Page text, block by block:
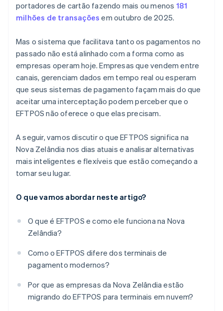
portadores de cartão fazendo mais ou menos 181
milhões de transações em outubro de 2025.
Mas o sistema que facilitava tanto os pagamentos no
passado não está alinhado com a forma como as
empresas operam hoje. Empresas que vendem entre
canais, gerenciam dados em tempo real ou esperam
que seus sistemas de pagamento façam mais do que
aceitar uma interceptação podem perceber que o
EFTPOS não oferece o que elas precisam.
A seguir, vamos discutir o que EFTPOS significa na
Nova Zelândia nos dias atuais e analisar alternativas
mais inteligentes e flexíveis que estão começando a
tomar seu lugar.
O que vamos abordar neste artigo?
O que é EFTPOS e como ele funciona na Nova
Zelândia?
Como o EFTPOS difere dos terminais de
pagamento modernos?
Por que as empresas da Nova Zelândia estão
migrando do EFTPOS para terminais em nuvem?